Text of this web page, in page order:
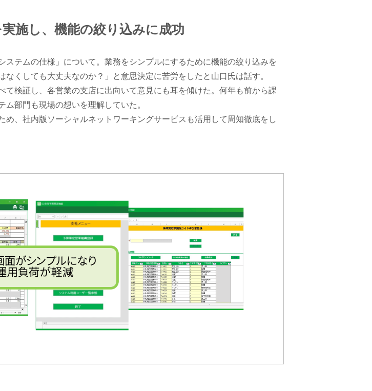
施し、機能の絞り込みに成功
ステムの仕様」について。業務をシンプルにするために機能の絞り込みを
なくしても大丈夫なのか？」と意思決定に苦労をしたと山口氏は話す。
て検証し、各営業の支店に出向いて意見にも耳を傾けた。何年も前から課
ム部門も現場の想いを理解していた。
め、社内版ソーシャルネットワーキングサービスも活用して周知徹底をし